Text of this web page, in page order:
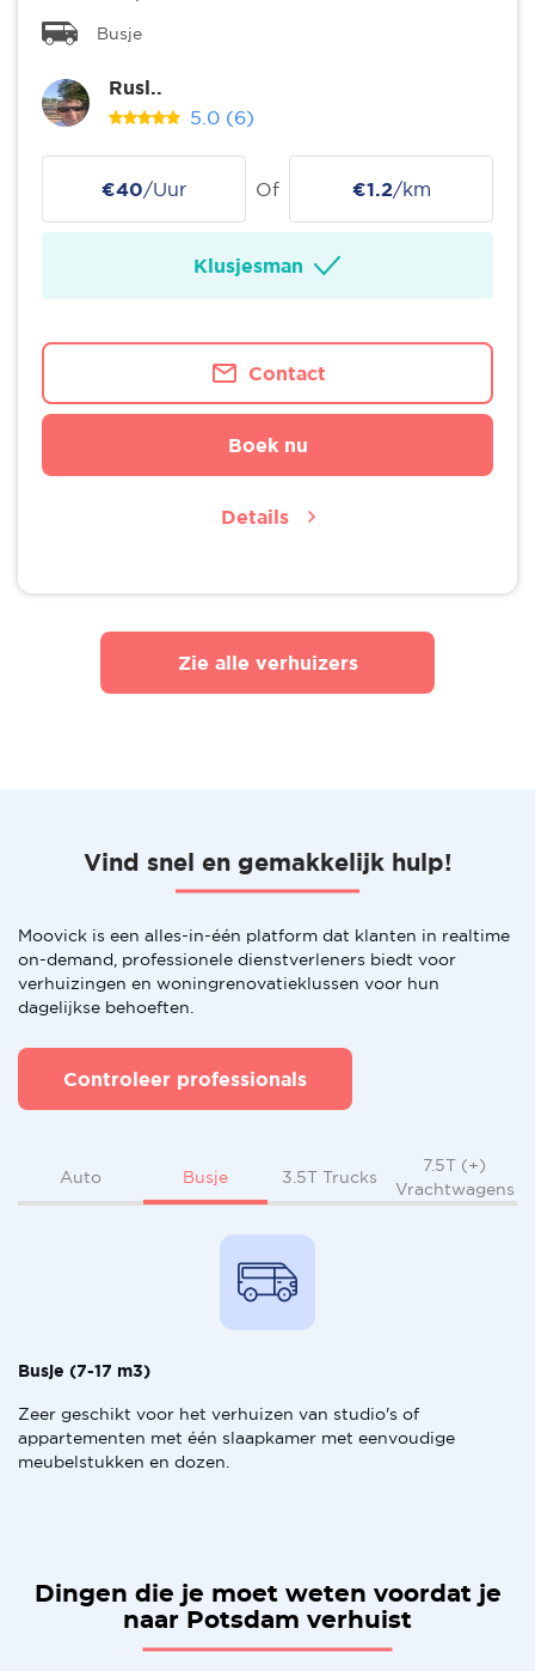
Busje
Rusl..
5.0 (6)
€40/Uur Of €1.2/km
Klusjesman
Contact
Boek nu
Details
Zie alle verhuizers
Vind snel en gemakkelijk hulp!
Moovick is een alles-in-één platform dat klanten in realtime
on-demand, professionele dienstverleners biedt voor
verhuizingen en woningrenovatieklussen voor hun
dagelijkse behoeften.
Controleer professionals
Auto Busje 3.5T Trucks
7.5T (+)
Vrachtwagens
Busje (7-17 m3)
Zeer geschikt voor het verhuizen van studio's of
appartementen met één slaapkamer met eenvoudige
meubelstukken en dozen.
Dingen die je moet weten voordat je
naar Potsdam verhuist